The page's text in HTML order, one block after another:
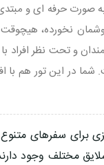
حرفه ای و
نخورده،
و تحت نظر افراد
در این تور هم با
برای سفرهای
مختلف وجود